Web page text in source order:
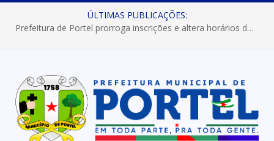
ÚLTIMAS PUBLICAÇÕES:
Prefeitura de Portel prorroga inscrições e altera horários dos concursos “Musa” e “Miss Mix Verão 2026”